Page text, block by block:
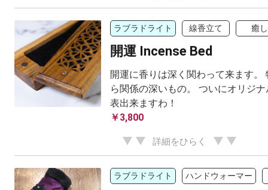
ラブラドライト 線香立て 癒し
開運 Incense Bed
開運に香りは深く関わって来ます。
ら関係の深いもの。 ついにオリジ
表出来ますわ！
￥3,800
詳細をひらく
ラブラドライト ハンドウォーマー